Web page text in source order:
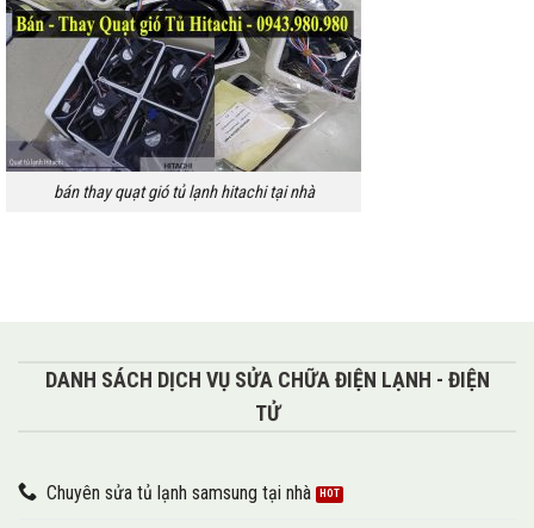
bán thay quạt gió tủ lạnh hitachi tại nhà
DANH SÁCH DỊCH VỤ SỬA CHỮA ĐIỆN LẠNH - ĐIỆN
TỬ
Chuyên sửa tủ lạnh samsung tại nhà